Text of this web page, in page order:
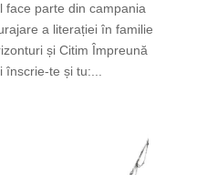
face parte din campania
a literației în familie
și Citim Împreună
te și tu:...